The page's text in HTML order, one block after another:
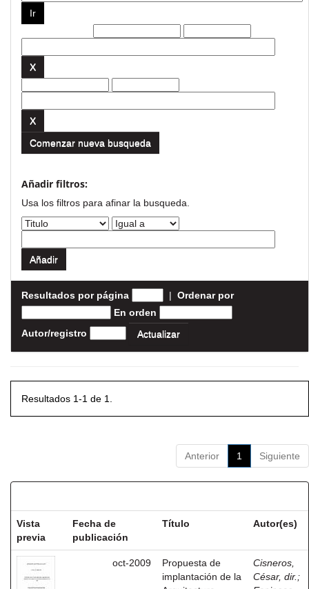
Comenzar nueva busqueda
Añadir filtros:
Usa los filtros para afinar la busqueda.
Resultados por página | Ordenar por
En orden
Autor/registro
Resultados 1-1 de 1.
Anterior 1 Siguiente
Vista
previa
Fecha de
publicación
Título Autor(es)
oct-2009
Propuesta de
implantación de la
Cisneros,
César, dir. ;